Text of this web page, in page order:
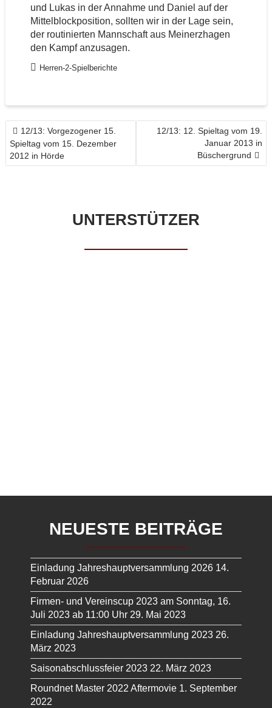
und Lukas in der Annahme und Daniel auf der
Mittelblockposition, sollten wir in der Lage sein,
der routinierten Mannschaft aus Meinerzhagen
den Kampf anzusagen.
Herren-2-Spielberichte
BEITRAGSNAVIGATION
12/13: Vorgezogener 15.
Spieltag vom 15. Dezember
2012 in Hörde
12/13: 12. Spieltag vom 19.
Januar 2013 in
Büschergrund
UNTERSTÜTZER
NEUESTE BEITRÄGE
Einladung Jahreshauptversammlung 2026 14.
Februar 2026
Firmen- und Vereinscup 2023 am Sonntag, 16.
Juli 2023 ab 11:00 Uhr 29. Mai 2023
Einladung Jahreshauptversammlung 2023 26.
März 2023
Saisonabschlussfeier 2023 22. März 2023
Roundnet Master 2022 Aftermovie 1. September
2022